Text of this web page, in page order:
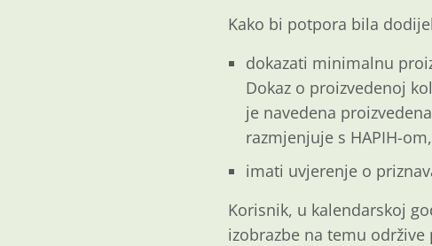
Kako bi potpora bila
dokazati minimalnu
Dokaz o proizvedenoj
je navedena
razmjenjuje s HAPIH-
imati uvjerenje o
Korisnik, u kalendarskoj
izobrazbe na temu